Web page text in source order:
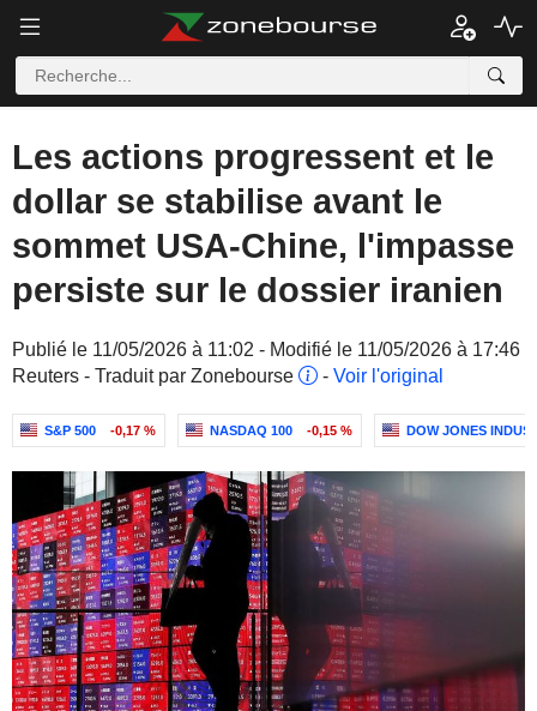
Les actions progressent et le
dollar se stabilise avant le
sommet USA-Chine, l'impasse
persiste sur le dossier iranien
Publié le 11/05/2026 à 11:02 - Modifié le 11/05/2026 à 17:46
Reuters - Traduit par Zonebourse
- Voir l'original
S&P 500 -0,17 % NASDAQ 100 -0,15 % DOW JONES